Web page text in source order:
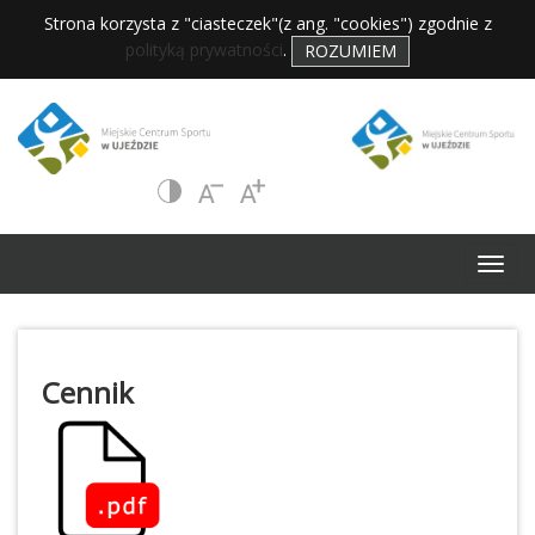
Strona korzysta z "ciasteczek"(z ang. "cookies") zgodnie z
polityką prywatności. ROZUMIEM
Cennik